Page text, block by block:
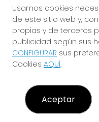
Usamos cookies
de este sitio web y,
propias y de terceros
publicidad según sus
CONFIGURAR sus
Cookies AQUÍ.
Aceptar